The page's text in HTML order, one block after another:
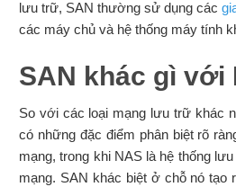
lưu trữ, SAN thường sử dụng các
các máy chủ và hệ thống máy tính
SAN khác gì với
So với các loại mạng lưu trữ khác
có những đặc điểm phân biệt rõ
mạng, trong khi NAS là hệ thống
mạng. SAN khác biệt ở chỗ nó tạo